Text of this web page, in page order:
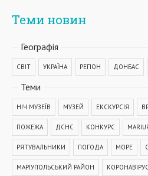
Теми новин
Географiя
СВІТ УКРАЇНА РЕГІОН ДОНБАС
Теми
НІЧ МУЗЕЇВ МУЗЕЙ ЕКСКУРСІЯ
ПОЖЕЖА ДСНС КОНКУРС
РЯТУВАЛЬНИКИ ПОГОДА МОРЕ
МАРІУПОЛЬСЬКИЙ РАЙОН КОРОНАВІРУС